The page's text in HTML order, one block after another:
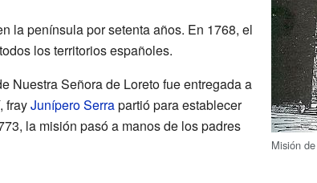
Misión
la península por setenta años. En 1768, el
los territorios españoles.
Nuestra Señora de Loreto fue entregada a
frayJunípero Serrapartió para establecer
la misión pasó a manos de los padres